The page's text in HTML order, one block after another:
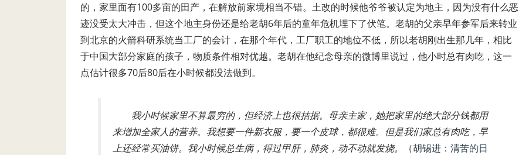
的，家里面有100多亩的田产，在解放前家境相当不错。土改的时候他爷爷被认定为地主，因为没有什么恶
迹没受太大冲击，但这个地主身份还是给老胡6年后的童年危机埋下了伏笔。老胡的父亲早年参军后来转业
到北京的火箭科研系统当工厂的会计，在那个年代，工厂职工的地位不低，所以老胡刚出生那几年，相比
于中国大部分家庭的孩子，物质条件相对优越。老胡在他纪念母亲的微博里说过，他小时总有肉吃，这一
点估计很多70后80后在小时候都没法做到。
我小时候家里不算最穷的，但经济上也很拮据。母亲主家，她把家里的绝大部分钱都用
来增加全家人的营养。我想要一件新衣服，要一个皮球，都很难。但是我们家总有肉吃，早
上还经常买油饼。我小时候总生病，得过甲肝，肺炎，动不动就发烧。
（胡锡进：清苦的日